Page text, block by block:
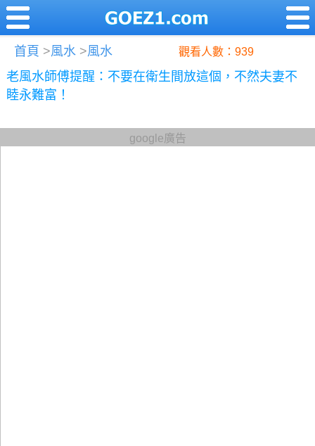
首頁 >風水 >風水 觀看人數：939
老風水師傅提醒：不要在衛生間放這個，不然夫妻不
睦永難富！
google廣告